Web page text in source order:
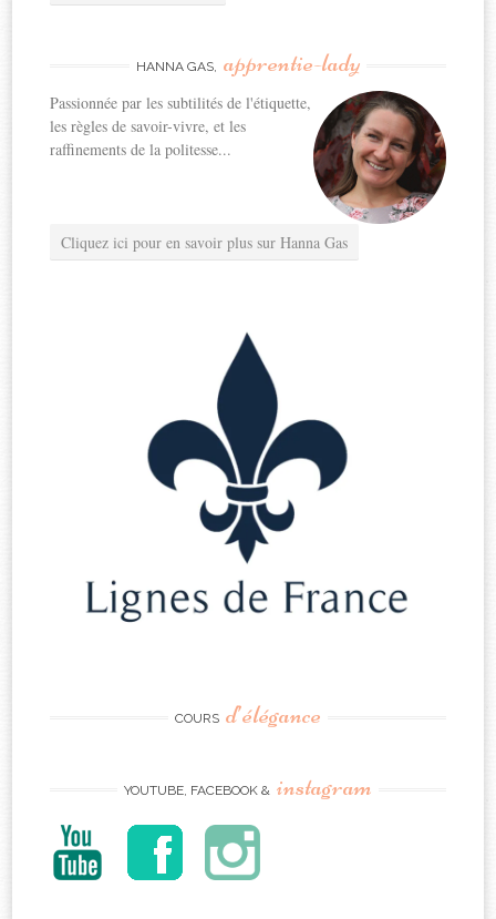
HANNA GAS, apprentie-lady
Passionnée par les subtilités de l'étiquette,
les règles de savoir-vivre, et les
raffinements de la politesse...
Cliquez ici pour en savoir plus sur Hanna Gas
COURS d’élégance
YOUTUBE, FACEBOOK & instagram